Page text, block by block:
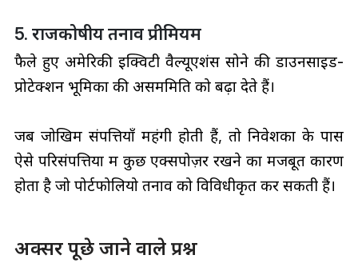
5. राजकोषीय तनाव प्रीमियम
फैले हुए अमेरिकी इक्विटी वैल्यूएशंस सोने की डाउनसाइड-
प्रोटेक्शन भूमिका की असममिति को बढ़ा देते हैं।
जब जोखिम संपत्तियाँ महंगी होती हैं, तो निवेशकों के पास
ऐसे परिसंपत्तियों में कुछ एक्सपोज़र रखने का मजबूत कारण
होता है जो पोर्टफोलियो तनाव को विविधीकृत कर सकती हैं।
अक्सर पूछे जाने वाले प्रश्न